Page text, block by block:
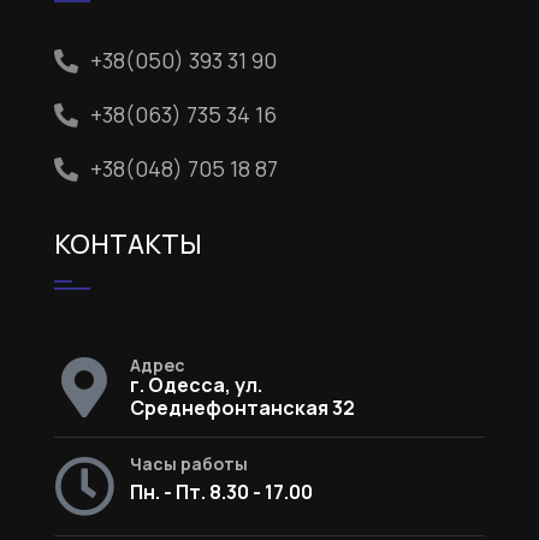
+38(050) 393 31 90
+38(063) 735 34 16
+38(048) 705 18 87
КОНТАКТЫ
Адрес
г. Одесса, ул.
Среднефонтанская 32
Часы работы
Пн. - Пт. 8.30 - 17.00